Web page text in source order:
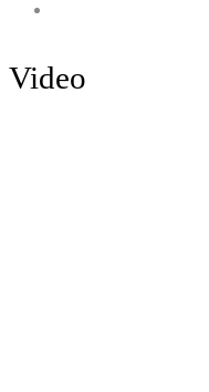
Video